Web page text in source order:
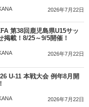
2026年7月22日
第38回鹿児島県U15サッ
載！8/25～9/5開催！
2026年7月22日
U-11 本戦大会 例年8月開
2026年7月22日